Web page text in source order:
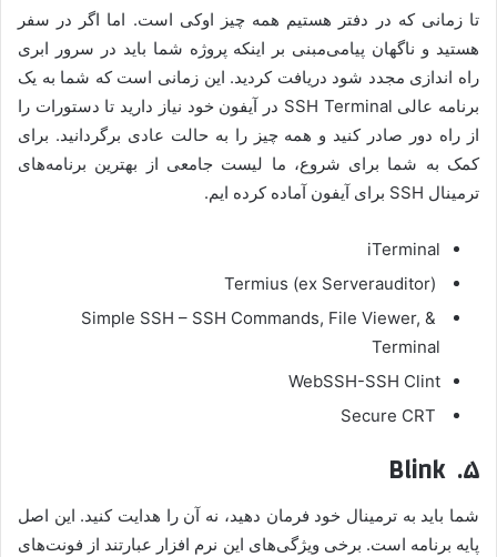
تا زمانی که در دفتر هستیم همه چیز اوکی است. اما اگر در سفر
هستید و ناگهان پیامی‌مبنی بر اینکه پروژه شما باید در سرور ابری
راه اندازی مجدد شود دریافت کردید. این زمانی است که شما به یک
برنامه عالی SSH Terminal در آیفون خود نیاز دارید تا دستورات را
از راه دور صادر کنید و همه چیز را به حالت عادی برگردانید. برای
کمک به شما برای شروع، ما لیست جامعی از بهترین برنامه‌های
ترمینال SSH برای آیفون آماده کرده ایم.
iTerminal
Simple SSH – SSH Commands, File Viewer, &
Terminal
WebSSH-SSH Clint
۵. Blink
شما باید به ترمینال خود فرمان دهید، نه آن را هدایت کنید. این اصل
پایه برنامه است. برخی ویژگی‌های این نرم افزار عبارتند از فونت‌های